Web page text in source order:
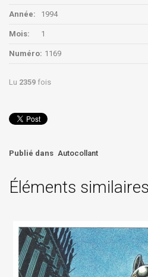
Année: 1994
Mois: 1
Numéro: 1169
Lu 2359 fois
Publié dans Autocollant
Éléments